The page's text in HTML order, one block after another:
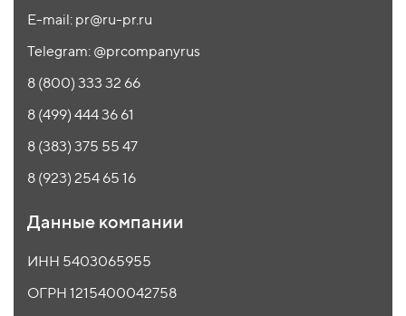
E-mail: pr@ru-pr.ru
Telegram: @prcompanyrus
8 (800) 333 32 66
8 (499) 444 36 61
8 (383) 375 55 47
8 (923) 254 65 16
Данные компании
ИНН 5403065955
ОГРН 1215400042758